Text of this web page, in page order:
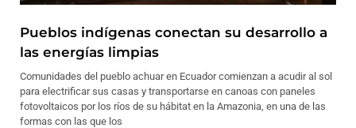
Pueblos indígenas conectan su desarrollo a
las energías limpias
Comunidades del pueblo achuar en Ecuador comienzan a acudir al sol
para electrificar sus casas y transportarse en canoas con paneles
fotovoltaicos por los ríos de su hábitat en la Amazonia, en una de las
formas con las que los